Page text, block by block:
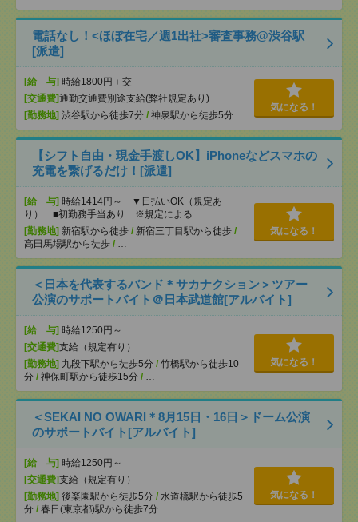
電話なし！<ほぼ在宅／週1出社>審査事務@渋谷駅
[派遣]
[給 与] 時給1800円＋交
[交通費]通勤交通費別途支給(弊社規定あり)
[勤務地] 渋谷駅から徒歩7分 / 神泉駅から徒歩5分
気になる！
【シフト自由・現金手渡しOK】iPhoneなどスマホの
充電を繋げるだけ！[派遣]
[給 与] 時給1414円～ ▼日払いOK（規定あ
り） ■初勤務手当あり ※規定による
[勤務地] 新宿駅から徒歩 / 新宿三丁目駅から徒歩 /
高田馬場駅から徒歩 / …
気になる！
＜日本を代表するバンド＊サカナクション＞ツアー
公演のサポートバイト＠日本武道館[アルバイト]
[給 与] 時給1250円～
[交通費]支給（規定有り）
[勤務地] 九段下駅から徒歩5分 / 竹橋駅から徒歩10
分 / 神保町駅から徒歩15分 / …
気になる！
＜SEKAI NO OWARI＊8月15日・16日＞ドーム公演
のサポートバイト[アルバイト]
[給 与] 時給1250円～
[交通費]支給（規定有り）
[勤務地] 後楽園駅から徒歩5分 / 水道橋駅から徒歩5
分 / 春日(東京都)駅から徒歩7分
気になる！